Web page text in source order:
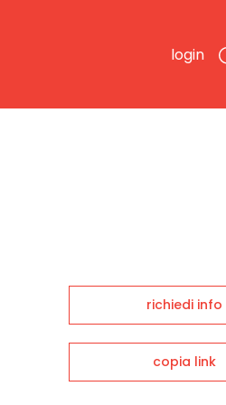
login
richiedi info
copia link